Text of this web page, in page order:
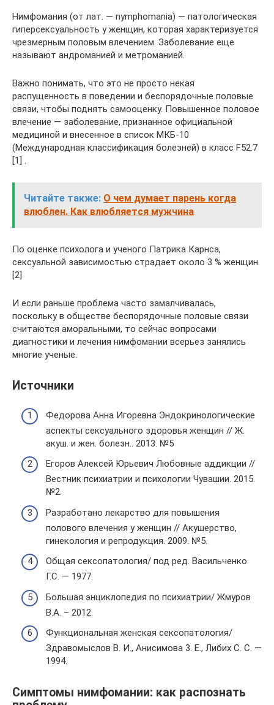
Нимфомания (от лат. — nymphomania) — патологическая
гиперсексуальность у женщин, которая характеризуется
чрезмерным половым влечением. Заболевание еще
называют андроманией и метроманией.
Важно понимать, что это не просто некая
распущенность в поведении и беспорядочные половые
связи, чтобы поднять самооценку. Повышенное половое
влечение — заболевание, признанное официальной
медициной и внесенное в список МКБ-10
(Международная классификация болезней) в класс F52.7
[1] .
Читайте также: О чем думает парень когда
влюблен. Как влюбляется мужчина
По оценке психолога и ученого Патрика Карнса,
сексуальной зависимостью страдает около 3 % женщин.
[2]
И если раньше проблема часто замалчивалась,
поскольку в обществе беспорядочные половые связи
считаются аморальными, то сейчас вопросами
диагностики и лечения нимфомании всерьез занялись
многие ученые.
Источники
Федорова Анна Игоревна Эндокринологические
аспекты сексуального здоровья женщин // Ж.
акуш. и жен. болезн.. 2013. №5
Егоров Алексей Юрьевич Любовные аддикции //
Вестник психиатрии и психологии Чувашии. 2015.
№2.
Разработано лекарство для повышения
полового влечения у женщин // Акушерство,
гинекология и репродукция. 2009. №5.
Общая сексопатология/ под ред. Васильченко
Г.С. — 1977.
Большая энциклопедия по психиатрии/ Жмуров
В.А. – 2012.
Функциональная женская сексопатология/
Здравомыслов В. И., Анисимова 3. Е., Либих С. С. —
1994.
Симптомы нимфомании: как распознать